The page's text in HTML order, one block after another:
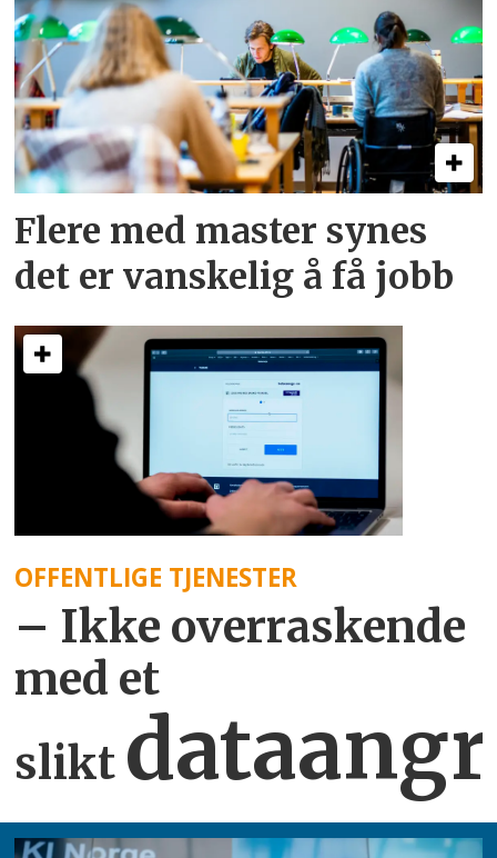
Flere med master synes
det er vanskelig å få jobb
OFFENTLIGE TJENESTER
– Ikke overraskende
med et
slikt